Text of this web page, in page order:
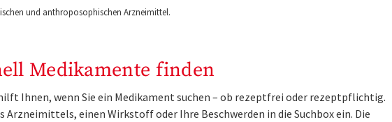
und anthroposophischen Arzneimittel.
Medikamente finden
Ihnen, wenn Sie ein Medikament suchen – ob rezeptfrei oder rezeptpflichtig.
Arzneimittels, einen Wirkstoff oder Ihre Beschwerden in die Suchbox ein. Die